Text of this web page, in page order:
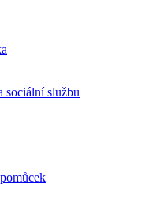
sociální službu